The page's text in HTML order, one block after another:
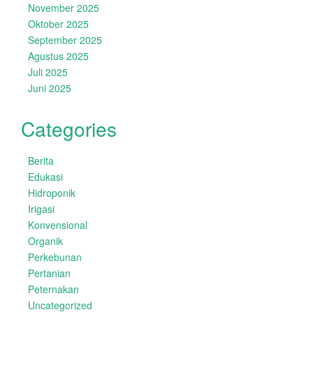
November 2025
Oktober 2025
September 2025
Agustus 2025
Juli 2025
Juni 2025
Categories
Berita
Edukasi
Hidroponik
Irigasi
Konvensional
Organik
Perkebunan
Pertanian
Peternakan
Uncategorized